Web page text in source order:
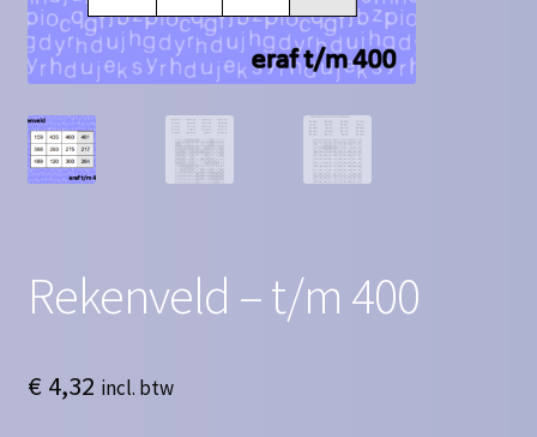
Homepagina
Mijn account
Privacy Policy
Rekenveld – t/m 400
€4,32 incl. btw